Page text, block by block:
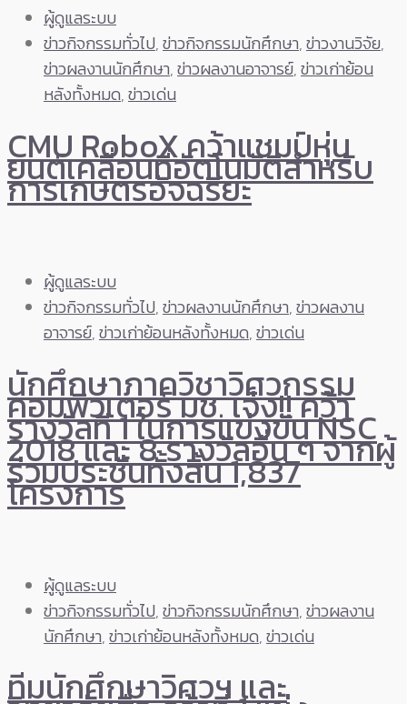
ผู้ดูแลระบบ
ข่าวกิจกรรมทั่วไป,ข่าวกิจกรรมนักศึกษา,ข่าวงานวิจัย,
ข่าวผลงานนักศึกษา,ข่าวผลงานอาจารย์,ข่าวเก่าย้อน
หลังทั้งหมด,ข่าวเด่น
CMU RoboX คว้าแชมป์หุ่น
ยนต์เคลื่อนที่อัตโนมัติสำหรับ
การเกษตรอัจฉริยะ
ผู้ดูแลระบบ
ข่าวกิจกรรมทั่วไป,ข่าวผลงานนักศึกษา,ข่าวผลงาน
อาจารย์,ข่าวเก่าย้อนหลังทั้งหมด,ข่าวเด่น
นักศึกษาภาควิชาวิศวกรรม
คอมพิวเตอร์ มช. เจ๋ง!! คว้า
รางวัลที่ 1 ในการแข่งขัน NSC
2018 และ 8 รางวัลอื่น ๆ จากผู้
ร่วมประชันทั้งสิ้น 1,837
โครงการ
ผู้ดูแลระบบ
ข่าวกิจกรรมทั่วไป,ข่าวกิจกรรมนักศึกษา,ข่าวผลงาน
นักศึกษา,ข่าวเก่าย้อนหลังทั้งหมด,ข่าวเด่น
ทีมนักศึกษาวิศวฯ และ